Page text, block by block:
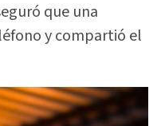
que una
y compartió el